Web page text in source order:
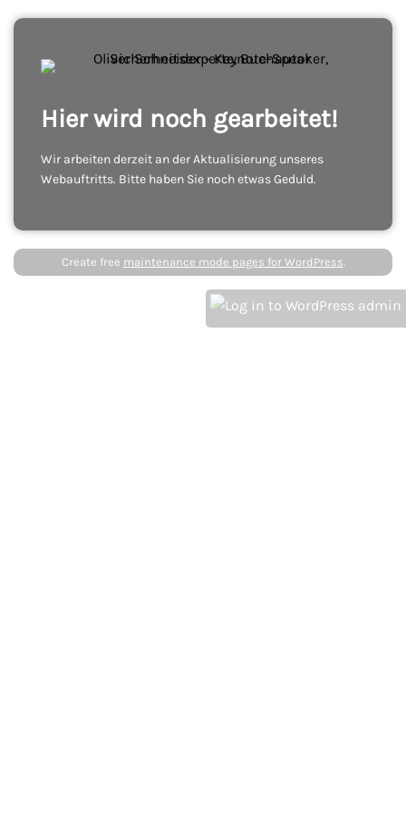
Hier wird noch gearbeitet!
Wir arbeiten derzeit an der Aktualisierung unseres
Webauftritts. Bitte haben Sie noch etwas Geduld.
Create free maintenance mode pages for WordPress.